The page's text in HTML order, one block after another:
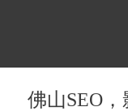
佛山SEO